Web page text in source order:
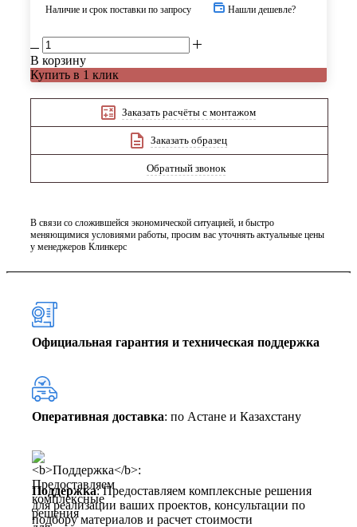
Наличие и срок поставки по запросу Нашли дешевле?
В корзину
Купить в 1 клик
Заказать расчёты с монтажом
Заказать образец
Обратный звонок
В связи со сложившейся экономической ситуацией, и быстро
меняющимися условиями работы, просим вас уточнять актуальные цены
у менеджеров Клинкерс
Официальная гарантия и техническая поддержка
Оперативная доставка: по Астане и Казахстану
Поддержка: Предоставляем комплексные решения
для реализации ваших проектов, консультации по
подбору материалов и расчет стоимости